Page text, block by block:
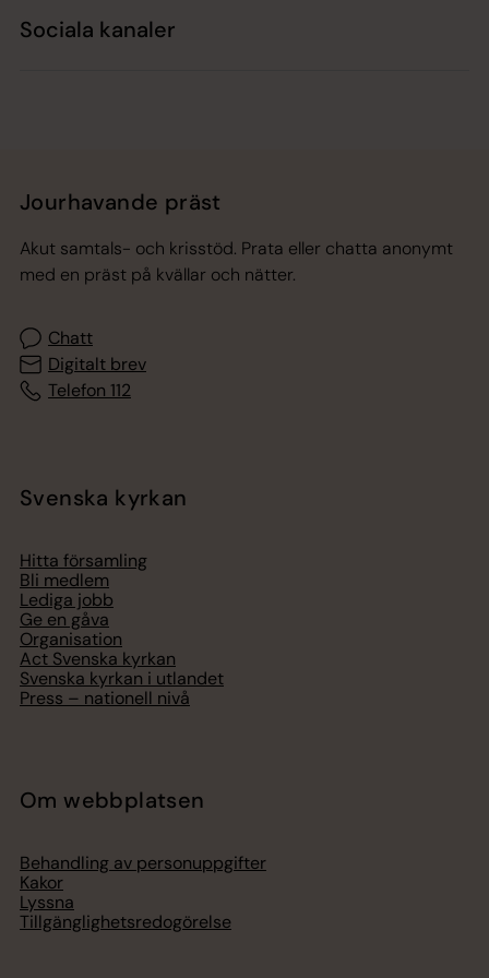
Sociala kanaler
Jourhavande präst
Akut samtals- och krisstöd. Prata eller chatta anonymt
med en präst på kvällar och nätter.
Chatt
Digitalt brev
Telefon 112
Svenska kyrkan
Hitta församling
Bli medlem
Lediga jobb
Ge en gåva
Organisation
Act Svenska kyrkan
Svenska kyrkan i utlandet
Press – nationell nivå
Om webbplatsen
Behandling av personuppgifter
Kakor
Lyssna
Tillgänglighetsredogörelse